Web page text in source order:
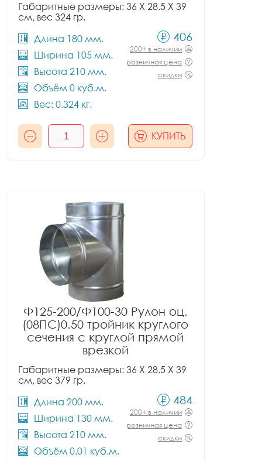
Габаритные размеры: 36 X 28.5 X 39
см, вес 324 гр.
Длина 180 мм.
Ширина 105 мм.
Высота 210 мм.
Объём 0 куб.м.
Вес: 0.324 кг.
406
200+ в наличии
розничная цена
скидки
КУПИТЬ
Ф125-200/Ф100-30 Рулон оц.
(08ПС)0.50 тройник круглого
сечения с круглой прямой
врезкой
Габаритные размеры: 36 X 28.5 X 39
см, вес 379 гр.
Длина 200 мм.
Ширина 130 мм.
Высота 210 мм.
Объём 0.01 куб.м.
484
200+ в наличии
розничная цена
скидки